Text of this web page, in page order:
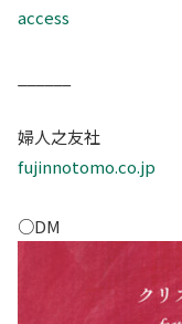
access
婦人之友社
fujinnotomo.co.jp
○DM